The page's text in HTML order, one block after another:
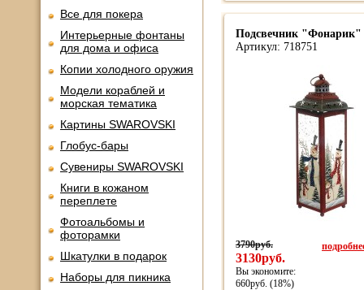
Все для покера
Интерьерные фонтаны
для дома и офиса
Копии холодного оружия
Модели кораблей и
морская тематика
Картины SWAROVSKI
Глобус-бары
Сувениры SWAROVSKI
Книги в кожаном
переплете
Фотоальбомы и
фоторамки
Шкатулки в подарок
Наборы для пикника
Подсвечник "Фонарик"
Артикул: 718751
3790руб.
3130руб.
Вы экономите:
660руб. (18%)